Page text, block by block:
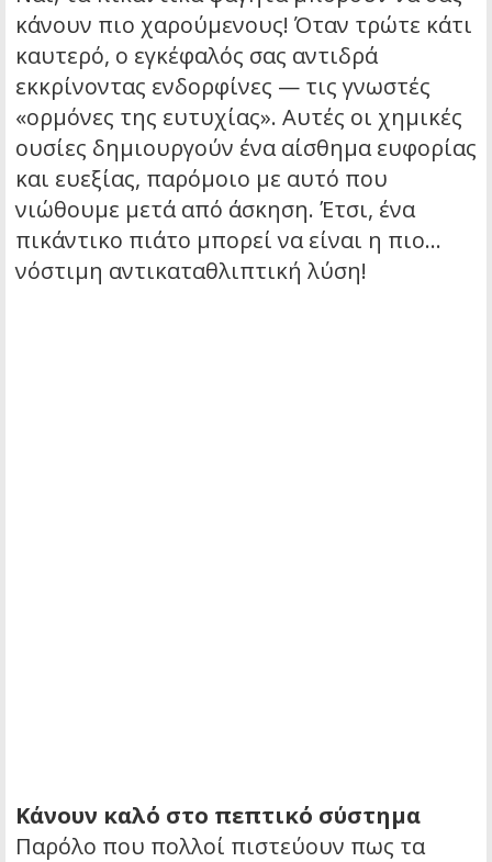
κάνουν πιο χαρούμενους! Όταν τρώτε κάτι
καυτερό, ο εγκέφαλός σας αντιδρά
εκκρίνοντας ενδορφίνες — τις γνωστές
«ορμόνες της ευτυχίας». Αυτές οι χημικές
ουσίες δημιουργούν ένα αίσθημα ευφορίας
και ευεξίας, παρόμοιο με αυτό που
νιώθουμε μετά από άσκηση. Έτσι, ένα
πικάντικο πιάτο μπορεί να είναι η πιο…
νόστιμη αντικαταθλιπτική λύση!
Κάνουν καλό στο πεπτικό σύστημα
Παρόλο που πολλοί πιστεύουν πως τα